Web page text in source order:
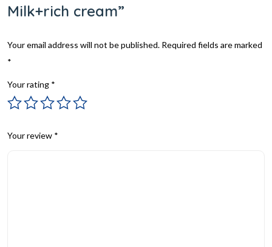
Milk+rich cream”
Your email address will not be published. Required fields are marked
*
Your rating *
Your review *